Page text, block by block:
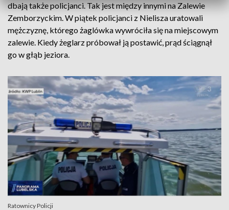
dbają także policjanci. Tak jest między innymi na Zalewie
Zemborzyckim. W piątek policjanci z Nielisza uratowali
mężczyznę, którego żaglówka wywróciła się na miejscowym
zalewie. Kiedy żeglarz próbował ją postawić, prąd ściągnął
go w głąb jeziora.
Ratownicy Policji